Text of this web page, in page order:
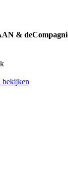
&
bekijken